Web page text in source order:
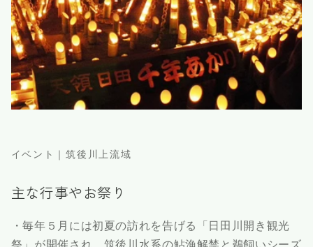
イベント｜筑後川上流域
主な行事やお祭り
・毎年５月には初夏の訪れを告げる「日田川開き観光